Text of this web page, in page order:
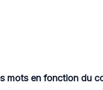
mots en fonction du